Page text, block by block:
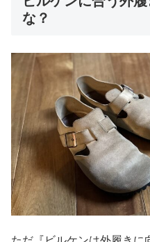
な？